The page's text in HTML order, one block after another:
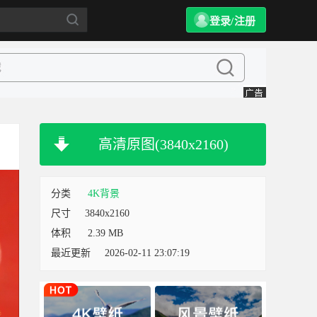
登录/注册
高清原图(3840x2160)
分类
4K背景
尺寸
3840x2160
体积
2.39 MB
最近更新
2026-02-11 23:07:19